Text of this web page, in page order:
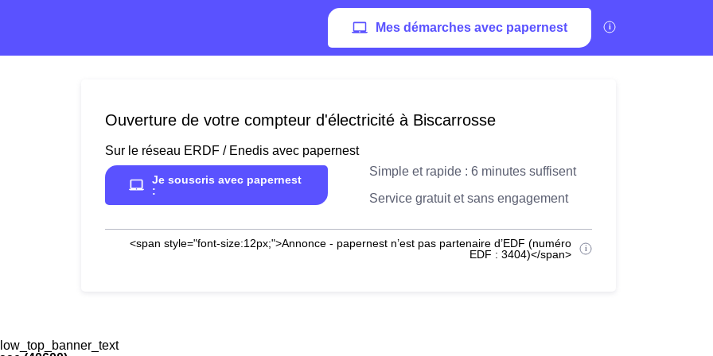
Mes démarches avec papernest
Ouverture de votre compteur d'électricité à Biscarrosse
Sur le réseau ERDF / Enedis avec papernest
Je souscris avec papernest
:
Simple et rapide : 6 minutes suffisent
Service gratuit et sans engagement
<span style="font-size:12px;">Annonce - papernest n’est pas partenaire d’EDF (numéro
EDF : 3404)</span>